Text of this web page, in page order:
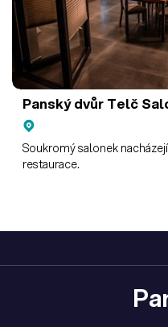
Panský dvůr Telč
Soukromý salonek
restaurace.